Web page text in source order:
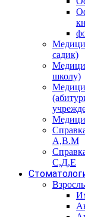
садик)
школу)
А,В.М
С,Д,Е